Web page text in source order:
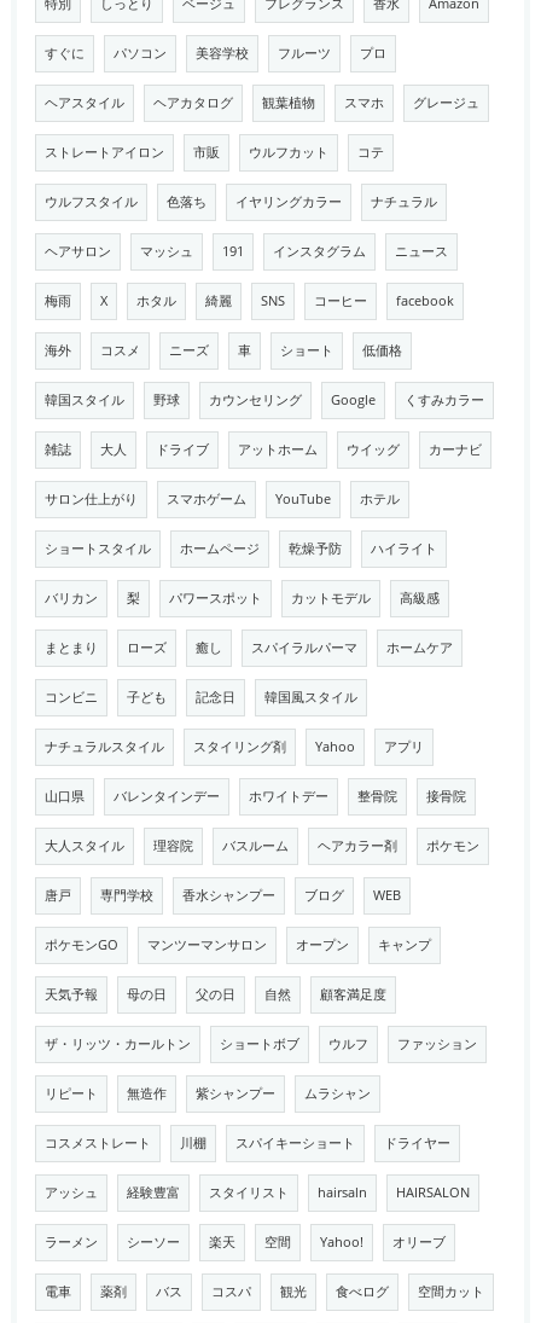
特別 しっとり ベージュ フレグランス 香水 Amazon
すぐに パソコン 美容学校 フルーツ プロ
ヘアスタイル ヘアカタログ 観葉植物 スマホ グレージュ
ストレートアイロン 市販 ウルフカット コテ
ウルフスタイル 色落ち イヤリングカラー ナチュラル
ヘアサロン マッシュ 191 インスタグラム ニュース
梅雨 X ホタル 綺麗 SNS コーヒー facebook
海外 コスメ ニーズ 車 ショート 低価格
韓国スタイル 野球 カウンセリング Google くすみカラー
雑誌 大人 ドライブ アットホーム ウイッグ カーナビ
サロン仕上がり スマホゲーム YouTube ホテル
ショートスタイル ホームページ 乾燥予防 ハイライト
バリカン 梨 パワースポット カットモデル 高級感
まとまり ローズ 癒し スパイラルパーマ ホームケア
コンビニ 子ども 記念日 韓国風スタイル
ナチュラルスタイル スタイリング剤 Yahoo アプリ
山口県 バレンタインデー ホワイトデー 整骨院 接骨院
大人スタイル 理容院 バスルーム ヘアカラー剤 ポケモン
唐戸 専門学校 香水シャンプー ブログ WEB
ポケモンGO マンツーマンサロン オープン キャンプ
天気予報 母の日 父の日 自然 顧客満足度
ザ・リッツ・カールトン ショートボブ ウルフ ファッション
リピート 無造作 紫シャンプー ムラシャン
コスメストレート 川棚 スパイキーショート ドライヤー
アッシュ 経験豊富 スタイリスト hairsaln HAIRSALON
ラーメン シーソー 楽天 空間 Yahoo! オリーブ
電車 薬剤 バス コスパ 観光 食べログ 空間カット